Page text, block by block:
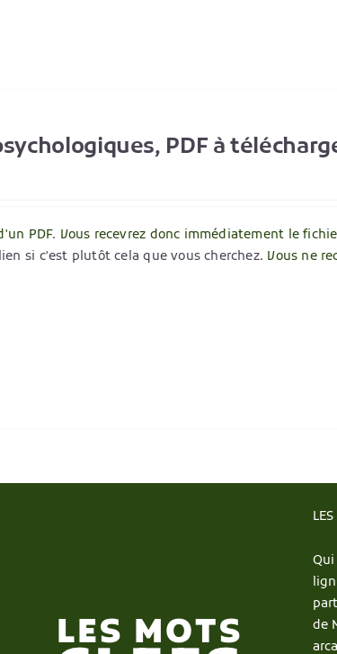
PDF à
PDF. Vous recevrez donc immédiatement le
si c'est plutôt cela que vous cherchez. Vous ne
Qui
de